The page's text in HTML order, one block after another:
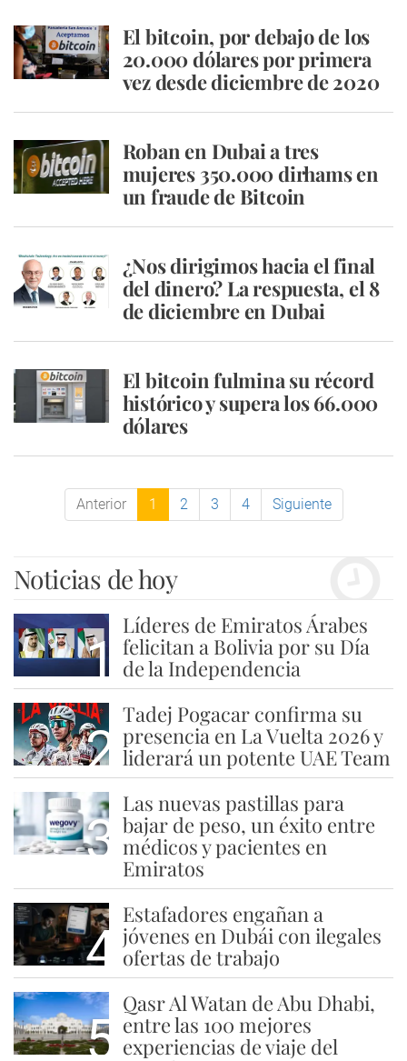
El bitcoin, por debajo de los
20.000 dólares por primera
vez desde diciembre de 2020
Roban en Dubai a tres
mujeres 350.000 dirhams en
un fraude de Bitcoin
¿Nos dirigimos hacia el final
del dinero? La respuesta, el 8
de diciembre en Dubai
El bitcoin fulmina su récord
histórico y supera los 66.000
dólares
Anterior 1 2 3 4 Siguiente
Noticias de hoy
1
Líderes de Emiratos Árabes
felicitan a Bolivia por su Día
de la Independencia
2
Tadej Pogacar confirma su
presencia en La Vuelta 2026 y
liderará un potente UAE Team
3
Las nuevas pastillas para
bajar de peso, un éxito entre
médicos y pacientes en
Emiratos
4
Estafadores engañan a
jóvenes en Dubái con ilegales
ofertas de trabajo
5
Qasr Al Watan de Abu Dhabi,
entre las 100 mejores
experiencias de viaje del